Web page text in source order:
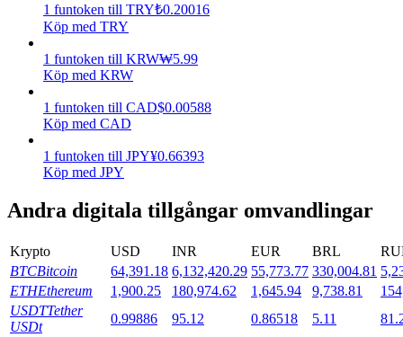
Utsättning
Hög avkastning och omedelbar tillgång
Launchpool
1 funtoken till TRY₺0.20016
Köp med TRY
1 funtoken till KRW₩5.99
Köp med KRW
1 funtoken till CAD$0.00588
Köp med CAD
1 funtoken till JPY¥0.66393
Köp med JPY
Andra digitala tillgångar omvandlingar
Krypto USD INR EUR BRL
BTCBitcoin 64,391.18 6,132,420.29 55,773.77 330,004.81
ETHEthereum 1,900.25 180,974.62 1,645.94 9,738.81
USDTTether
USDt
0.99886 95.12 0.86518 5.11